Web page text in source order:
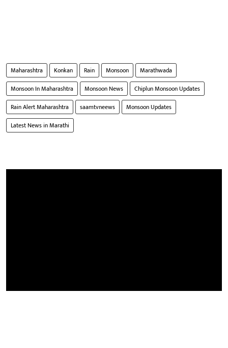
Maharashtra Konkan Rain Monsoon
Marathwada
Monsoon In Maharashtra
Monsoon News
Chiplun Monsoon Updates
Rain Alert Maharashtra
saamtvneews
Monsoon Updates
Latest News in Marathi